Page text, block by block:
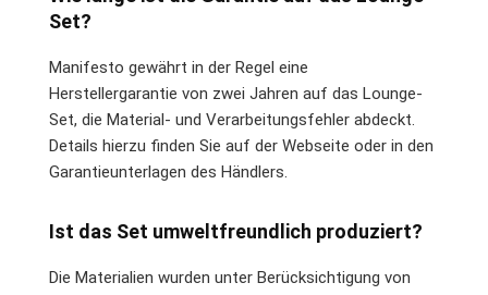
Set?
Manifesto gewährt in der Regel eine
Herstellergarantie von zwei Jahren auf das Lounge-
Set, die Material- und Verarbeitungsfehler abdeckt.
Details hierzu finden Sie auf der Webseite oder in den
Garantieunterlagen des Händlers.
Ist das Set umweltfreundlich produziert?
Die Materialien wurden unter Berücksichtigung von